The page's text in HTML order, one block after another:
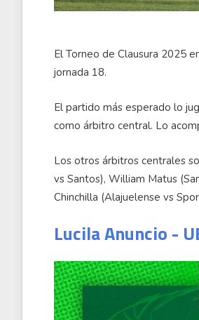
El Torneo de Clausura 2025
jornada 18.
El partido más esperado lo
como árbitro central. Lo
Los otros árbitros centrales
vs Santos), William Matus
Chinchilla (Alajuelense vs
Lucila Anuncio -